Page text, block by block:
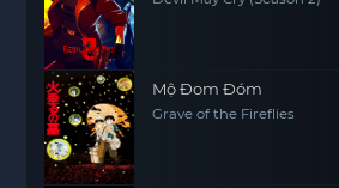
Mộ Đom Đóm
Grave of the Fireflies